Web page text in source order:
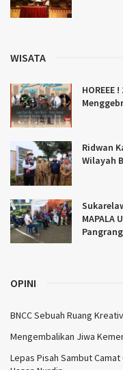
WISATA
HOREEE
Ridwan
Wilayah
MAPALA
OPINI
BNCC Sebuah Ruang
Mengembalikan Jiwa
Lepas Pisah Sambut